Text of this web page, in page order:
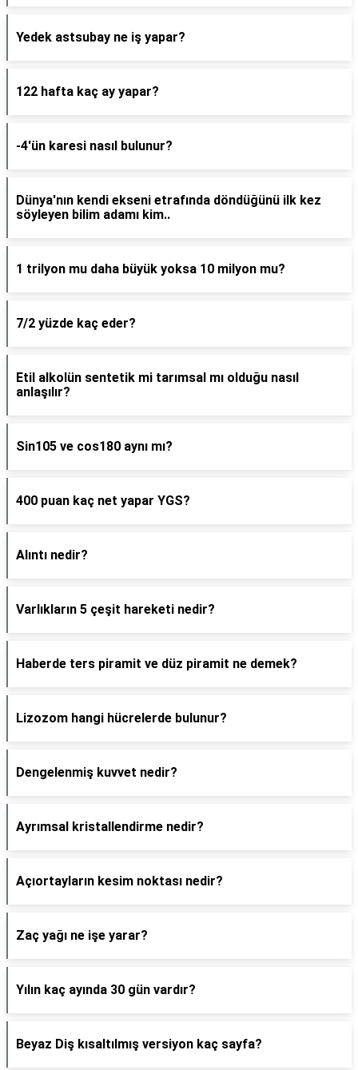
Yedek astsubay ne iş yapar?
122 hafta kaç ay yapar?
-4'ün karesi nasıl bulunur?
Dünya'nın kendi ekseni etrafında döndüğünü ilk kez
söyleyen bilim adamı kim..
1 trilyon mu daha büyük yoksa 10 milyon mu?
7/2 yüzde kaç eder?
Etil alkolün sentetik mi tarımsal mı olduğu nasıl
anlaşılır?
Sin105 ve cos180 aynı mı?
400 puan kaç net yapar YGS?
Alıntı nedir?
Varlıkların 5 çeşit hareketi nedir?
Haberde ters piramit ve düz piramit ne demek?
Lizozom hangi hücrelerde bulunur?
Dengelenmiş kuvvet nedir?
Ayrımsal kristallendirme nedir?
Açıortayların kesim noktası nedir?
Zaç yağı ne işe yarar?
Yılın kaç ayında 30 gün vardır?
Beyaz Diş kısaltılmış versiyon kaç sayfa?